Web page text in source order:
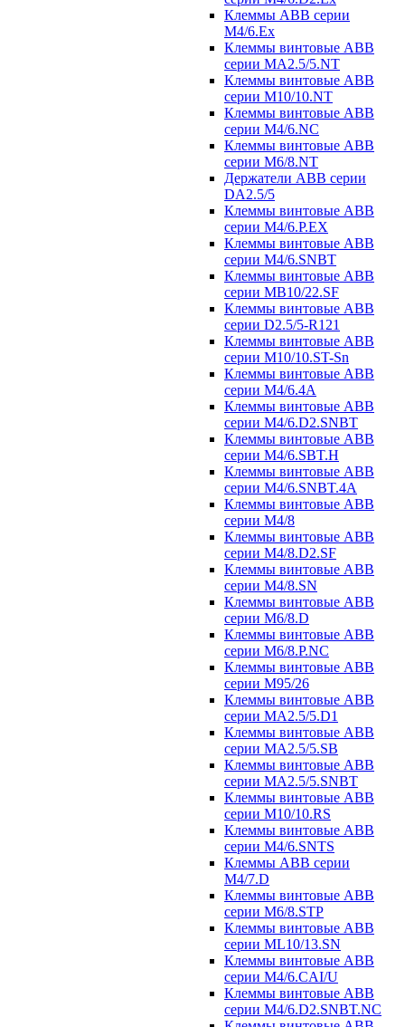
Клеммы ABB серии
M4/6.Ex
Клеммы винтовые ABB
серии MA2.5/5.NT
Клеммы винтовые ABB
серии M10/10.NT
Клеммы винтовые ABB
серии M4/6.NC
Клеммы винтовые ABB
серии M6/8.NT
Держатели ABB серии
DA2.5/5
Клеммы винтовые ABB
серии M4/6.P.EX
Клеммы винтовые ABB
серии M4/6.SNBT
Клеммы винтовые ABB
серии MB10/22.SF
Клеммы винтовые ABB
серии D2.5/5-R121
Клеммы винтовые ABB
серии M10/10.ST-Sn
Клеммы винтовые ABB
серии M4/6.4A
Клеммы винтовые ABB
серии M4/6.D2.SNBT
Клеммы винтовые ABB
серии M4/6.SBT.H
Клеммы винтовые ABB
серии M4/6.SNBT.4A
Клеммы винтовые ABB
серии M4/8
Клеммы винтовые ABB
серии M4/8.D2.SF
Клеммы винтовые ABB
серии M4/8.SN
Клеммы винтовые ABB
серии M6/8.D
Клеммы винтовые ABB
серии M6/8.P.NC
Клеммы винтовые ABB
серии M95/26
Клеммы винтовые ABB
серии MA2.5/5.D1
Клеммы винтовые ABB
серии MA2.5/5.SB
Клеммы винтовые ABB
серии MA2.5/5.SNBT
Клеммы винтовые ABB
серии M10/10.RS
Клеммы винтовые ABB
серии M4/6.SNTS
Клеммы ABB серии
M4/7.D
Клеммы винтовые ABB
серии M6/8.STP
Клеммы винтовые ABB
серии ML10/13.SN
Клеммы винтовые ABB
серии M4/6.CAI/U
Клеммы винтовые ABB
серии M4/6.D2.SNBT.NC